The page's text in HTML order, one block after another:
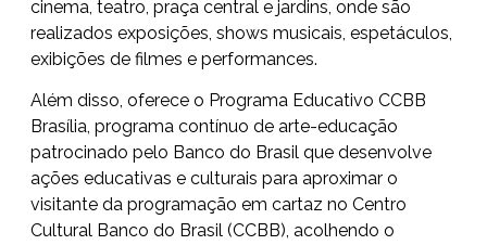
cinema, teatro, praça central e jardins, onde são
realizados exposições, shows musicais, espetáculos,
exibições de filmes e performances.
Além disso, oferece o Programa Educativo CCBB
Brasília, programa contínuo de arte-educação
patrocinado pelo Banco do Brasil que desenvolve
ações educativas e culturais para aproximar o
visitante da programação em cartaz no Centro
Cultural Banco do Brasil (CCBB), acolhendo o